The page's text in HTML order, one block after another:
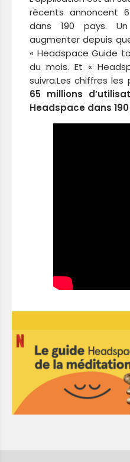
récents annoncent
dans 190 pays.
augmenter depuis
« Headspace Guide
du mois. Et «
suivra.Les chiffres
65 millions
Headspace dans